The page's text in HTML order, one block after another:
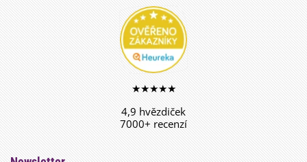
★★★★★
4,9 hvězdiček
7000+ recenzí